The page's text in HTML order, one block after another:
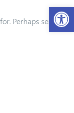
Perhaps searching